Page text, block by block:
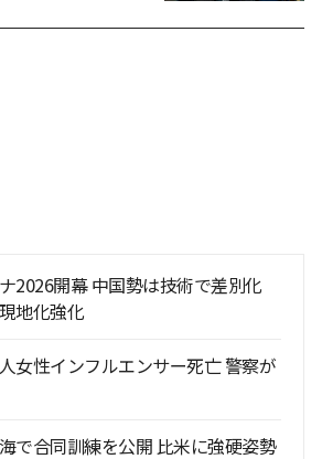
2026開幕 中国勢は技術で差別化
地化強化
女性インフルエンサー死亡 警察が
で合同訓練を公開 比米に強硬姿勢